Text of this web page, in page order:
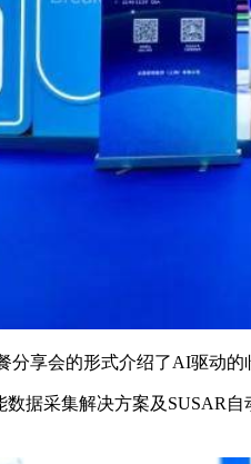
分享会的形式介绍了AI驱动的
数据采集解决方案及SUSAR